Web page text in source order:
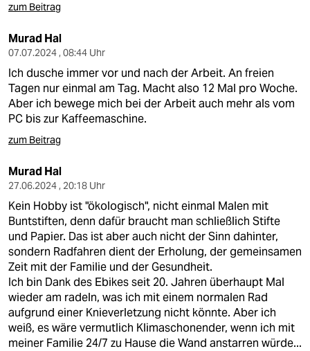
zum Beitrag
Murad Hal
07.07.2024 , 08:44 Uhr
Ich dusche immer vor und nach der Arbeit. An freien
Tagen nur einmal am Tag. Macht also 12 Mal pro Woche.
Aber ich bewege mich bei der Arbeit auch mehr als vom
PC bis zur Kaffeemaschine.
zum Beitrag
Murad Hal
27.06.2024 , 20:18 Uhr
Kein Hobby ist "ökologisch", nicht einmal Malen mit
Buntstiften, denn dafür braucht man schließlich Stifte
und Papier. Das ist aber auch nicht der Sinn dahinter,
sondern Radfahren dient der Erholung, der gemeinsamen
Zeit mit der Familie und der Gesundheit.
Ich bin Dank des Ebikes seit 20. Jahren überhaupt Mal
wieder am radeln, was ich mit einem normalen Rad
aufgrund einer Knieverletzung nicht könnte. Aber ich
weiß, es wäre vermutlich Klimaschonender, wenn ich mit
meiner Familie 24/7 zu Hause die Wand anstarren würde...